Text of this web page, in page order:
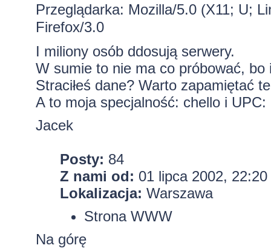
Przeglądarka: Mozilla/5.0 (X11; U;
Firefox/3.0
I miliony osób ddosują serwery.
W sumie to nie ma co próbować, bo
Straciłeś dane? Warto zapamiętać
A to moja specjalność: chello i UPC:
Jacek
Posty: 84
Z nami od: 01 lipca 2002, 22:20
Lokalizacja: Warszawa
Strona WWW
Na górę